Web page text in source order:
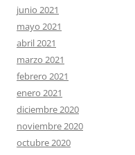
junio 2021
mayo 2021
abril 2021
marzo 2021
febrero 2021
enero 2021
diciembre 2020
noviembre 2020
octubre 2020